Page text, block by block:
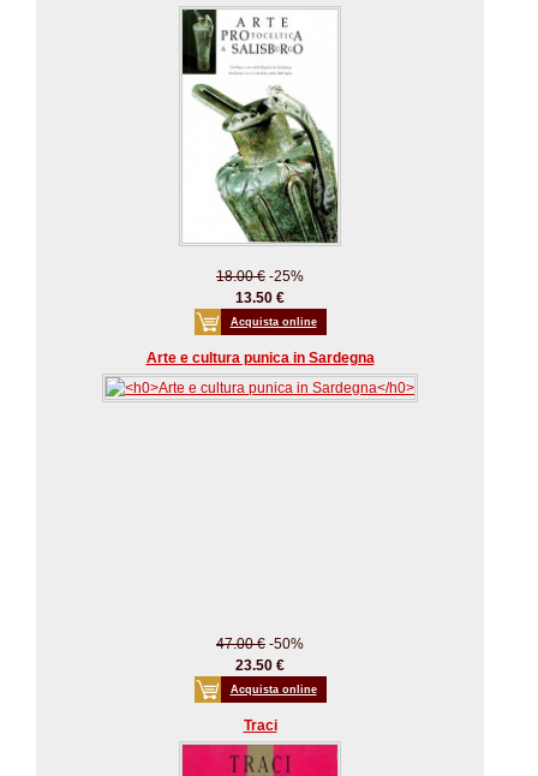
18.00 € -25%
13.50 €
Acquista online
Arte e cultura punica in Sardegna
47.00 € -50%
23.50 €
Acquista online
Traci